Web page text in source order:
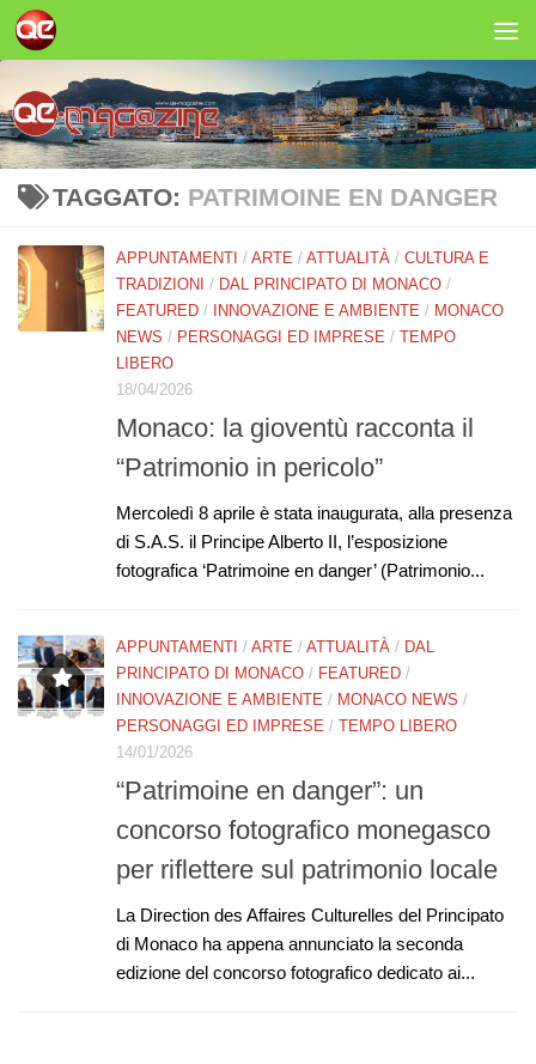
Salta al contenuto
TAGGATO: PATRIMOINE EN DANGER
APPUNTAMENTI / ARTE / ATTUALITÀ / CULTURA E
TRADIZIONI / DAL PRINCIPATO DI MONACO /
FEATURED / INNOVAZIONE E AMBIENTE / MONACO
NEWS / PERSONAGGI ED IMPRESE / TEMPO
LIBERO
18/04/2026
Monaco: la gioventù racconta il
“Patrimonio in pericolo”
Mercoledì 8 aprile è stata inaugurata, alla presenza
di S.A.S. il Principe Alberto II, l’esposizione
fotografica ‘Patrimoine en danger’ (Patrimonio...
APPUNTAMENTI / ARTE / ATTUALITÀ / DAL
PRINCIPATO DI MONACO / FEATURED /
INNOVAZIONE E AMBIENTE / MONACO NEWS /
PERSONAGGI ED IMPRESE / TEMPO LIBERO
14/01/2026
“Patrimoine en danger”: un
concorso fotografico monegasco
per riflettere sul patrimonio locale
La Direction des Affaires Culturelles del Principato
di Monaco ha appena annunciato la seconda
edizione del concorso fotografico dedicato ai...